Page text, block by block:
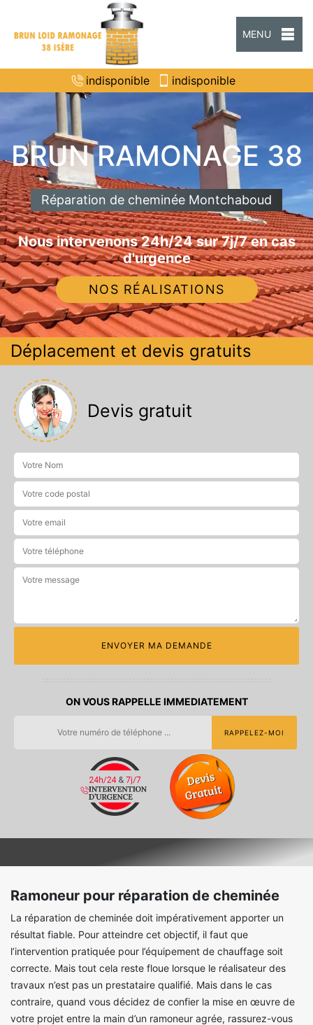
MENU
indisponible indisponible
BRUN RAMONAGE 38
Réparation de cheminée Montchaboud
Nous intervenons 24h/24 sur 7j/7 en cas
d'urgence
NOS RÉALISATIONS
Déplacement et devis gratuits
Devis gratuit
ON VOUS RAPPELLE IMMEDIATEMENT
Ramoneur pour réparation de cheminée
La réparation de cheminée doit impérativement apporter un
résultat fiable. Pour atteindre cet objectif, il faut que
l’intervention pratiquée pour l’équipement de chauffage soit
correcte. Mais tout cela reste floue lorsque le réalisateur des
travaux n’est pas un prestataire qualifié. Mais dans le cas
contraire, quand vous décidez de confier la mise en œuvre de
votre projet entre la main d’un ramoneur agrée, rassurez-vous